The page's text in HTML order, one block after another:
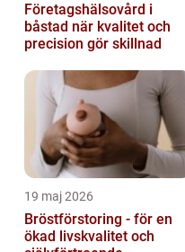
Företagshälsovård i
båstad när kvalitet och
precision gör skillnad
19 maj 2026
Bröstförstoring - för en
ökad livskvalitet och